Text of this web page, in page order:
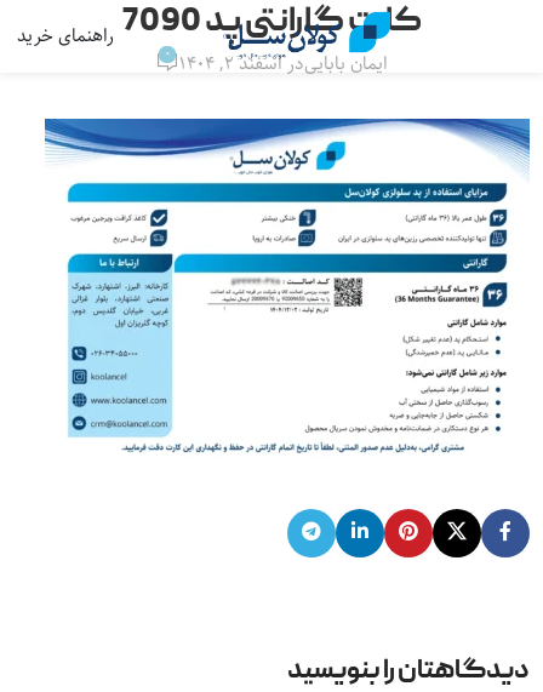
راهنمای خرید کارت گارانتی پد 7090
ایمان باباییدر اسفند ۲, ۱۴۰۴ 0
دیدگاهتان را بنویسید